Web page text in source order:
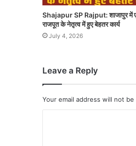
Shajapur SP Rajput: शाजापुर में
राजपूत के नेतृत्व में हुए बेहतर कार्य
July 4, 2026
Leave a Reply
Your email address will not be